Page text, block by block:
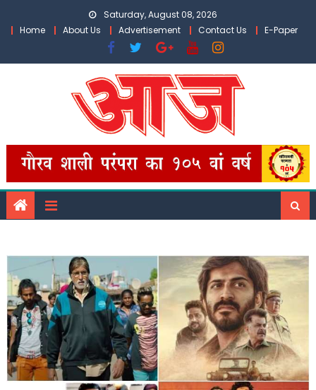
Saturday, August 08, 2026
Home
About Us Advertisement Contact Us E-Paper